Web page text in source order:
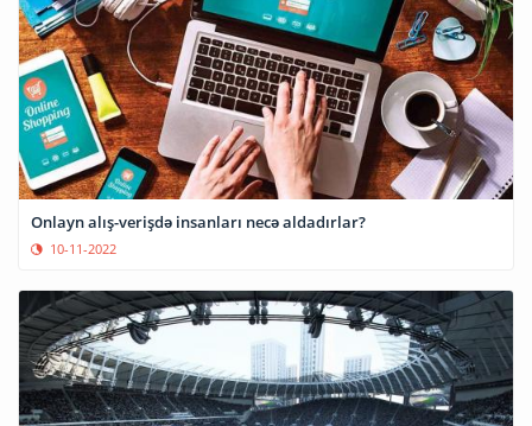
Onlayn alış-verişdə insanları necə aldadırlar?
10-11-2022